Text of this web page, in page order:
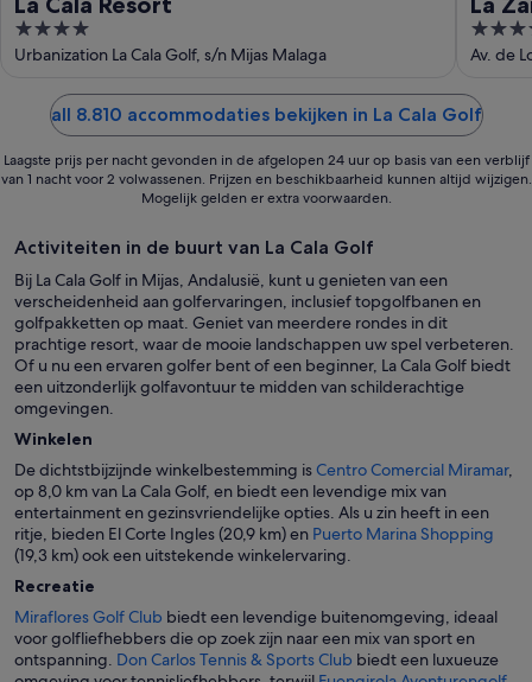
4
out
Urbanization La Cala Golf, s/n Mijas Malaga
The
5
out
5
Av. de
all 8.810 accommodaties bekijken in La Cala Golf
Laagste prijs per nacht gevonden in de afgelopen 24 uur op basis van een verblijf
van 1 nacht voor 2 volwassenen. Prijzen en beschikbaarheid kunnen altijd wijzigen.
Mogelijk gelden er extra voorwaarden.
Activiteiten in de buurt van La Cala Golf
Bij La Cala Golf in Mijas, Andalusië, kunt u genieten van een
verscheidenheid aan golfervaringen, inclusief topgolfbanen en
golfpakketten op maat. Geniet van meerdere rondes in dit
prachtige resort, waar de mooie landschappen uw spel verbeteren.
Of u nu een ervaren golfer bent of een beginner, La Cala Golf biedt
een uitzonderlijk golfavontuur te midden van schilderachtige
omgevingen.
Winkelen
De dichtstbijzijnde winkelbestemming isCentro Comercial Miramar,
op 8,0 km van La Cala Golf, en biedt een levendige mix van
entertainment en gezinsvriendelijke opties. Als u zin heeft in een
ritje, bieden El Corte Ingles (20,9 km) en Puerto Marina Shopping
(19,3 km) ook een uitstekende winkelervaring.
Recreatie
Miraflores Golf Club biedt een levendige buitenomgeving, ideaal
voor golfliefhebbers die op zoek zijn naar een mix van sport en
ontspanning. Don Carlos Tennis & Sports Club biedt een luxueuze